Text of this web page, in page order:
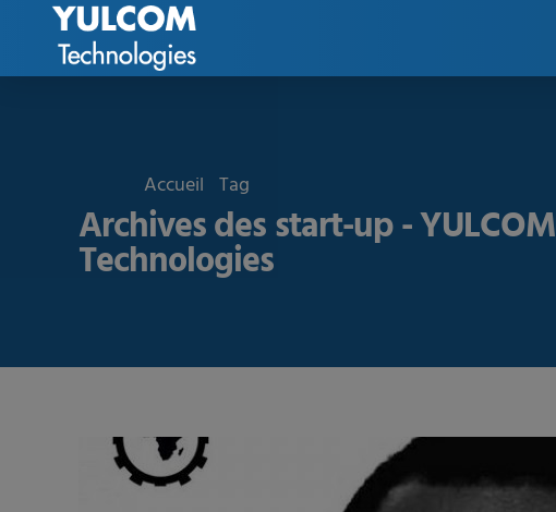
Accueil Tag
Archives des start-up - YULCOM
Technologies